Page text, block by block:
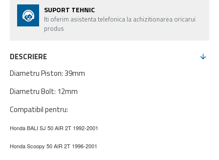
SUPORT TEHNIC
Iti oferim asistenta telefonica la achizitionarea oricarui
produs
DESCRIERE
Diametru Piston: 39mm
Diametru Bolt: 12mm
Compatibil pentru:
Honda BALI SJ 50 AIR 2T 1992-2001
Honda Scoopy 50 AIR 2T 1996-2001